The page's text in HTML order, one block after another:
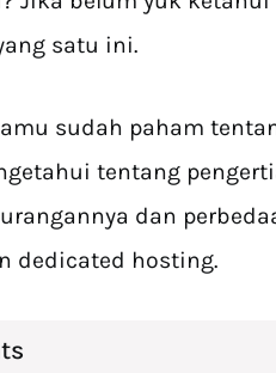
satu ini.
sudah paham
tentang
dan
dedicated hosting.